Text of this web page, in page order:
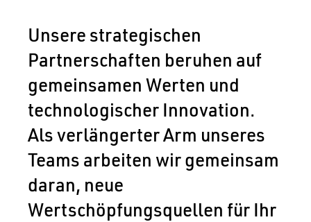
Unsere strategischen
Partnerschaften beruhen auf
gemeinsamen Werten und
technologischer Innovation.
Als verlängerter Arm unseres
Teams arbeiten wir gemeinsam
daran, neue
Wertschöpfungsquellen für Ihr